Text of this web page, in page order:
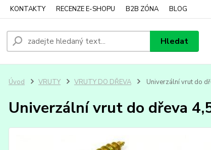
KONTAKTY RECENZE E-SHOPU B2B ZÓNA BLOG
Hledat
Úvod VRUTY VRUTY DO DŘEVA Univerzální vrut do
Univerzální vrut do dřeva